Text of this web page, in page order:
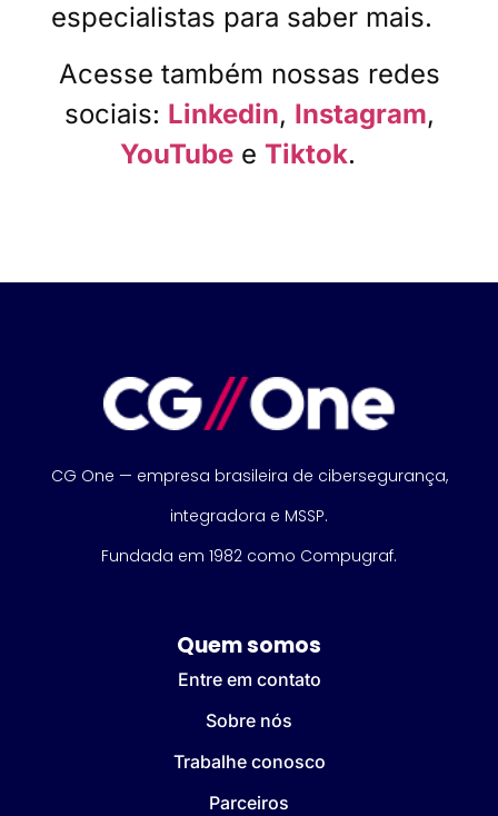
especialistas para saber mais.
Acesse também nossas redes
sociais: Linkedin, Instagram,
YouTubee Tiktok.
CG One — empresa brasileira de cibersegurança,
integradora e MSSP.
Fundada em 1982 como Compugraf.
Quem somos
Entre em contato
Sobre nós
Trabalhe conosco
Parceiros